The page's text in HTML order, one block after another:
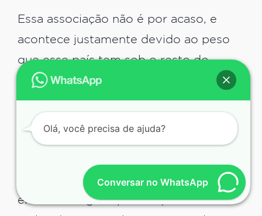
Essa associação não é por acaso, e
acontece justamente devido ao peso
que esse país tem sob o resto do
mundo. Então se você deseja aprender
inglês, esse é um destino que pode ser
decisivo para realizar uma visita!
excelentes opções. Lá você pode
encontrar alguns povos que falam
Conversar no WhatsApp
Olá, você precisa de ajuda?